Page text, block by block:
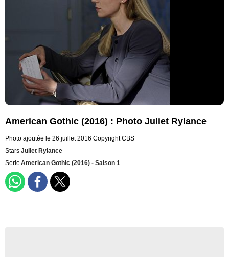
American Gothic (2016) : Photo Juliet Rylance
Photo ajoutée le 26 juillet 2016 Copyright CBS
Stars Juliet Rylance
Serie American Gothic (2016) - Saison 1